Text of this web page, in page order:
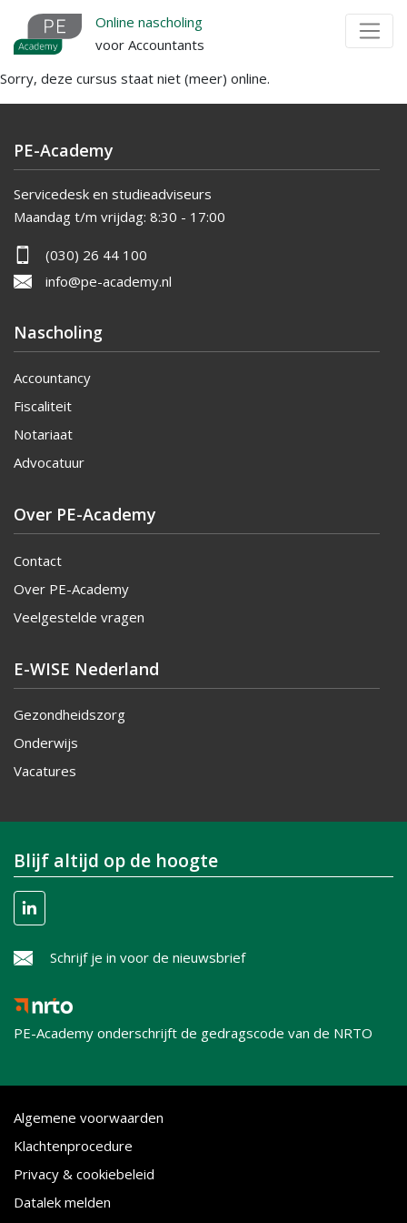
Overslaan
naar
de
inhoud
Online nascholing
voor Accountants
Sorry, deze cursus staat niet (meer) online.
PE-Academy
Servicedesk en studieadviseurs
Maandag t/m vrijdag: 8:30 - 17:00
(030) 26 44 100
info@pe-academy.nl
Nascholing
Accountancy
Fiscaliteit
Notariaat
Advocatuur
Over PE-Academy
Contact
Over PE-Academy
Veelgestelde vragen
E-WISE Nederland
Gezondheidszorg
Onderwijs
Vacatures
Blijf altijd op de hoogte
Schrijf je in voor de nieuwsbrief
PE-Academy onderschrijft de gedragscode van de NRTO
Algemene voorwaarden
Klachtenprocedure
Privacy & cookiebeleid
Datalek melden